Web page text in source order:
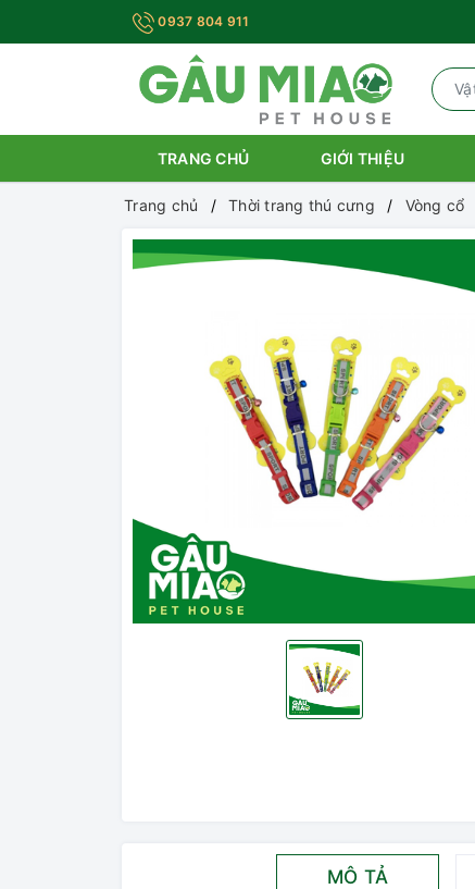
0937 804 911
TRANG CHỦ GIỚI THIỆU
Trang chủ Thời trang thú cưng Vòng cổ
MÔ TẢ